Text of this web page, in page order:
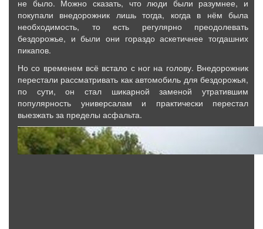
не было. Можно сказать, что люди были разумнее, и
покупали внедорожник лишь тогда, когда в нём была
необходимость, то есть регулярно преодолевать
бездорожье, и были они гораздо аскетичнее тогдашних
пикапов.
Но со временем всё встало с ног на голову. Внедорожник
перестали рассматривать как автомобиль для бездорожья,
по сути, он стал шикарной заменой утратившим
популярность универсалам и практически перестал
выезжать за пределы асфальта.